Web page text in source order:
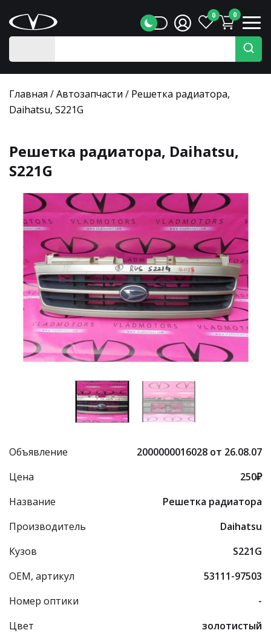
0 0
Главная /Автозапчасти / Решетка радиатора,
Daihatsu, S221G
Решетка радиатора, Daihatsu,
S221G
Объявление
2000000016028 от 26.08.07
Цена
250₽
Название
Решетка радиатора
Производитель
Daihatsu
Кузов
S221G
OEM, артикул
53111-97503
Номер оптики
-
Цвет
золотистый